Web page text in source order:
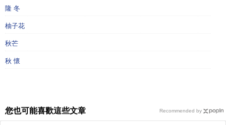
隆 冬
柚子花
秋芒
秋 懷
您也可能喜歡這些文章 Recommended by